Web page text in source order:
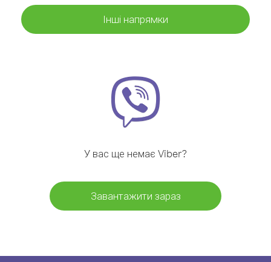
Інші напрямки
У вас ще немає Viber?
Завантажити зараз